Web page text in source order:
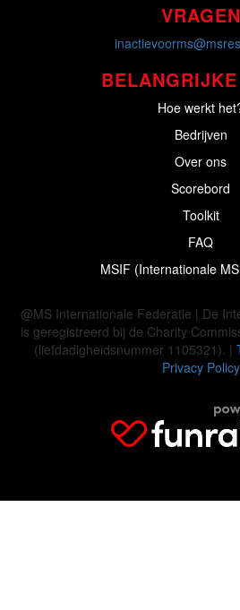
VRAGEN
Hoe werkt
Bedrijven
Over ons
Scorebord
Toolkit
FAQ
MSIF (Internationale
@MS Internationale Federatie | De
is geregistreerd bij de Charity
(liefdadigheidsnummer 1105321). |
Privacy Policy